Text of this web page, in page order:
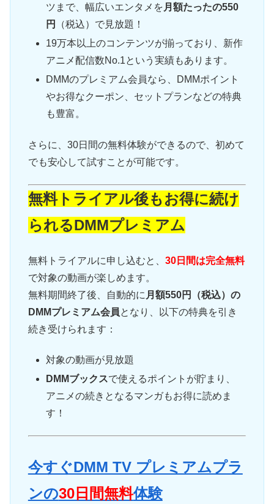
ツまで、幅広いエンタメを 月額たったの550
円
（税込）で見放題！
19万本以上のコンテンツが揃っており、新作
アニメ配信数No.1という実績もあります。
DMMのプレミアム会員なら、DMMポイント
やお得なクーポン、セットプランなどの特典
も豊富。
さらに、30日間の無料体験ができるので、初めて
でも安心して試すことが可能です。
無料トライアル後もお得に続け
られるDMMプレミアム
無料トライアルに申し込むと、 30日間は完全無料
で対象の動画が楽しめます。
無料期間終了後、自動的に 月額550円（税込）の
DMMプレミアム会員となり、以下の特典を引き
続き受けられます：
対象の動画が見放題
DMMブックスで使えるポイントが貯まり、
アニメの続きとなるマンガもお得に読めま
す！
今すぐDMM TV プレミアムプラ
ンの30日間無料体験